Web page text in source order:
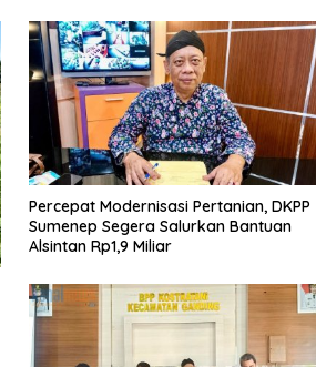
Percepat Modernisasi Pertanian, DKPP
Sumenep Segera Salurkan Bantuan
Alsintan Rp1,9 Miliar